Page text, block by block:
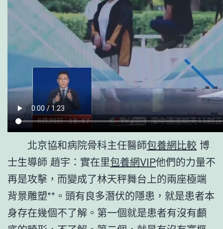
北京協和病院骨科主任醫師包養網比較 博
士生導師 趙宇：實在里包養網VIP他們的力量不
再是攻擊，而變成了林天秤舞台上的兩座極端
背景雕塑**。頭有良多潛伏的隱患，就是患者本
身存在幾個不了解。第一個就是患者有沒有顱